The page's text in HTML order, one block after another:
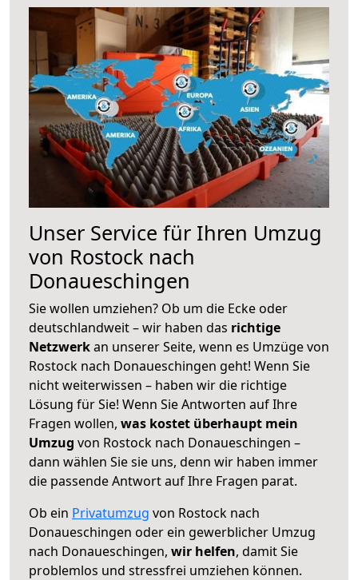
Unser Service für Ihren Umzug
von Rostock nach
Donaueschingen
Sie wollen umziehen? Ob um die Ecke oder
deutschlandweit – wir haben das richtige
Netzwerkan unserer Seite, wenn es Umzüge von
Rostock nach Donaueschingen geht! Wenn Sie
nicht weiterwissen – haben wir die richtige
Lösung für Sie! Wenn Sie Antworten auf Ihre
Fragen wollen, was kostet überhaupt mein
Umzug von Rostock nach Donaueschingen –
dann wählen Sie sie uns, denn wir haben immer
die passende Antwort auf Ihre Fragen parat.
Ob ein Privatumzug von Rostock nach
Donaueschingen oder ein gewerblicher Umzug
nach Donaueschingen, wir helfen, damit Sie
problemlos und stressfrei umziehen können.